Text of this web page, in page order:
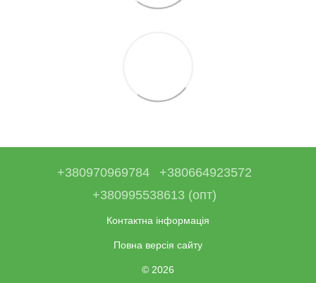
+380970969784
+380664923572
+380995538613 (опт)
Контактна інформація
Повна версія сайту
© 2026